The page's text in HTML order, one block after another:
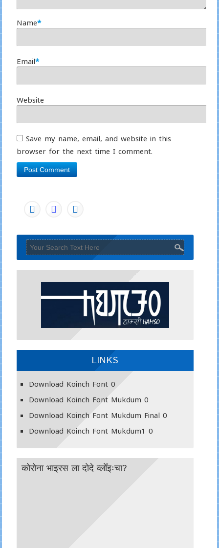
Name*
Email*
Website
Save my name, email, and website in this
browser for the next time I comment.
LINKS
Download Koinch Font0
Download Koinch Font Mukdum 0
Download Koinch Font Mukdum Final 0
Download Koinch Font Mukdum1 0
कोरोना भाइरस ला दोदे व्लोँइःचा?